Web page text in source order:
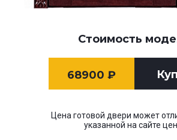
Стоимость
68900 ₽
Цена готовой двери может
указанной на сайте